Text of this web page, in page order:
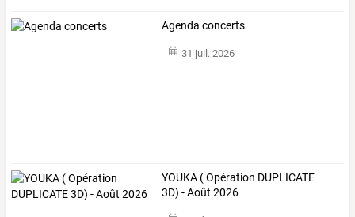
Agenda concerts
31 juil. 2026
YOUKA ( Opération DUPLICATE
3D) - Août 2026